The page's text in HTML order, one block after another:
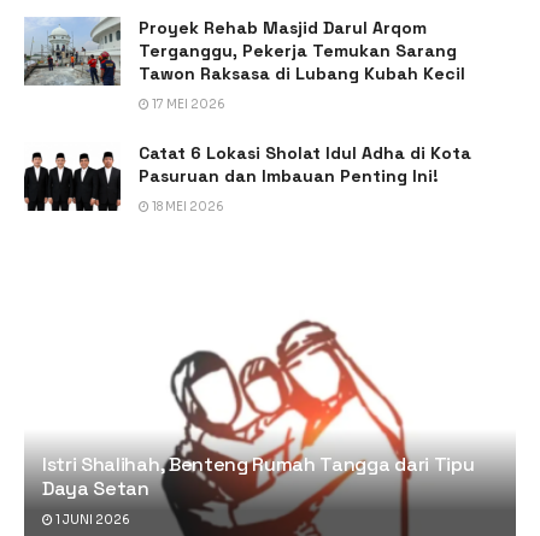
Proyek Rehab Masjid Darul Arqom
Terganggu, Pekerja Temukan Sarang
Tawon Raksasa di Lubang Kubah Kecil
17 MEI 2026
Catat 6 Lokasi Sholat Idul Adha di Kota
Pasuruan dan Imbauan Penting Ini!
18 MEI 2026
Istri Shalihah, Benteng Rumah Tangga dari Tipu
Daya Setan
1 JUNI 2026